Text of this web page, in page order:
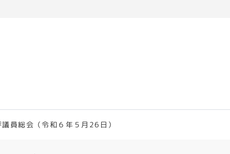
員総会（令和６年５月26日）